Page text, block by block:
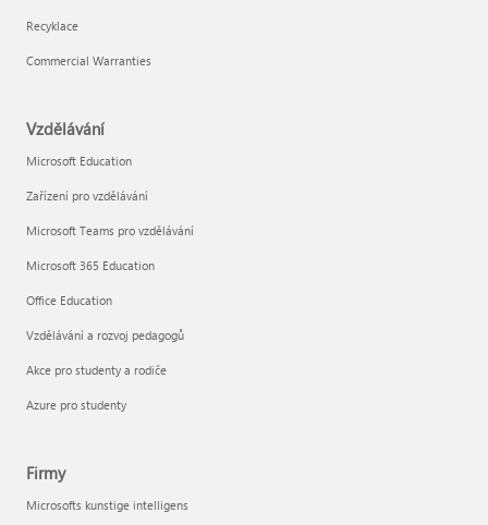
Recyklace
Commercial Warranties
Vzdělávání
Microsoft Education
Zařízení pro vzdělávání
Microsoft Teams pro vzdělávání
Microsoft 365 Education
Office Education
Vzdělávání a rozvoj pedagogů
Akce pro studenty a rodiče
Azure pro studenty
Firmy
Microsofts kunstige intelligens